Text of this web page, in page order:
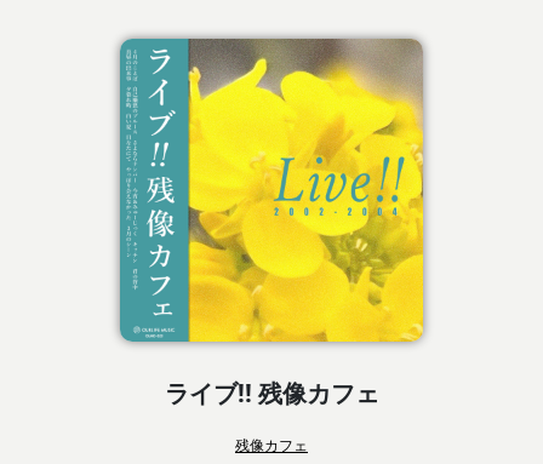
ライブ!! 残像カフェ
残像カフェ